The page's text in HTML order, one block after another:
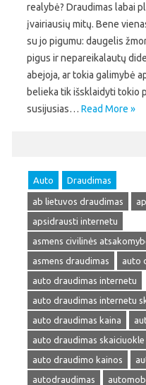
realybė? Draudimas labai
įvairiausių mitų. Bene
su jo pigumu: daugelis
pigus ir nepareikalautų
abejoja, ar tokia galimybė
belieka tik išsklaidyti tokio
susijusias… Read More »
Auto Draudimas
ab lietuvos draudimas
apsidrausti internetu
asmens civilinės
asmens draudimas
auto
auto draudimas internetu
auto draudimas internetu
auto draudimas kaina
auto draudimas skaiciuokle
auto draudimo kainos
autodraudimas